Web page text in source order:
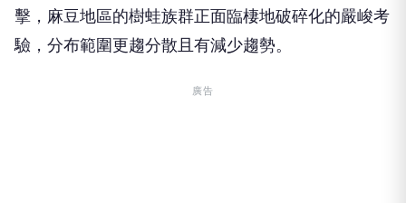
擊，麻豆地區的樹蛙族群正面臨棲地破碎化的嚴峻考
驗，分布範圍更趨分散且有減少趨勢。
廣告